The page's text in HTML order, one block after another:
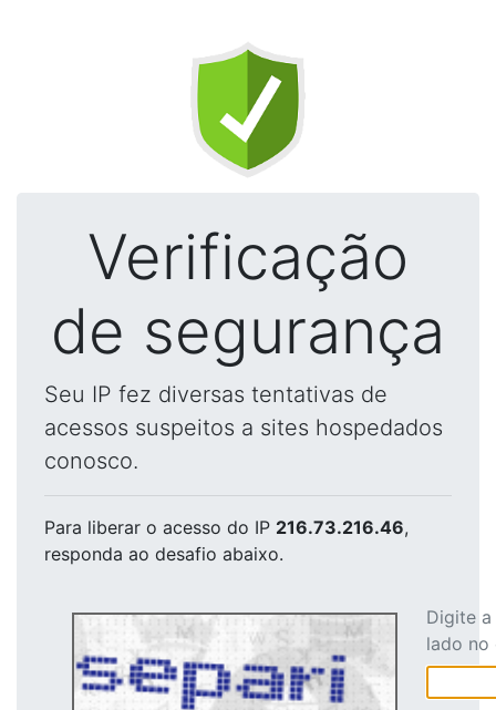
Verificação
de segurança
Seu IP fez diversas tentativas de
acessos suspeitos a sites hospedados
conosco.
Para liberar o acesso do IP 216.73.216.46,
responda ao desafio abaixo.
Digite
lado no